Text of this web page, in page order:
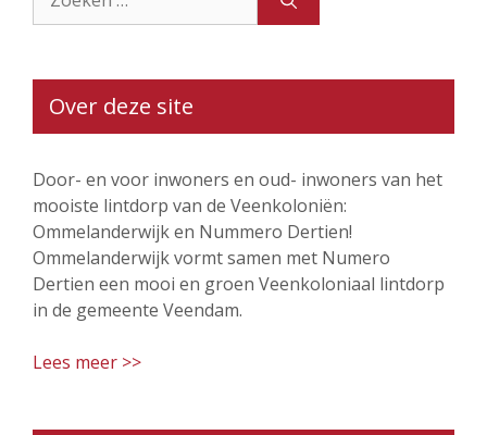
naar:
Over deze site
Door- en voor inwoners en oud- inwoners van het
mooiste lintdorp van de Veenkoloniën:
Ommelanderwijk en Nummero Dertien!
Ommelanderwijk vormt samen met Numero
Dertien een mooi en groen Veenkoloniaal lintdorp
in de gemeente Veendam.
Lees meer >>